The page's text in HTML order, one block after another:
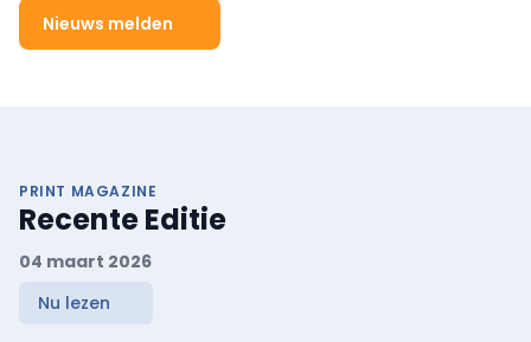
Nieuws melden
PRINT MAGAZINE
Recente Editie
04 maart 2026
Nu lezen